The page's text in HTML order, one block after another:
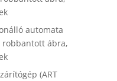
automata
robbantott ábra,
(ART